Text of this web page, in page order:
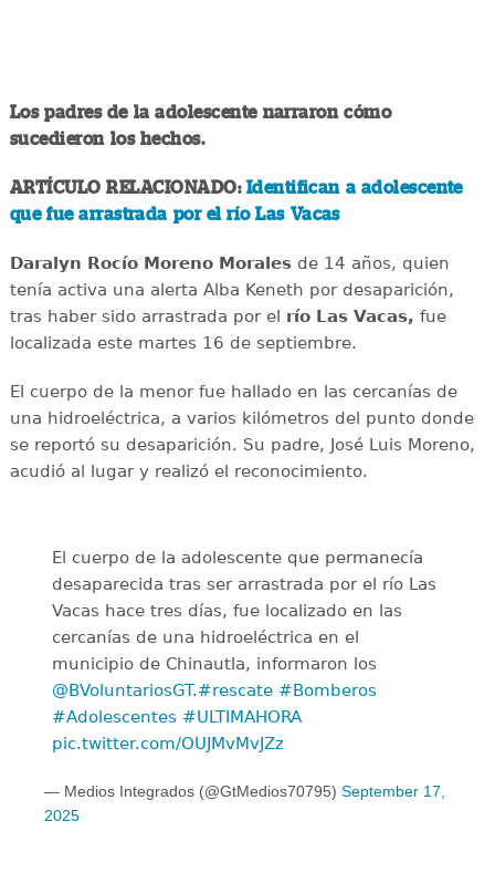
Los padres de la adolescente narraron cómo
sucedieron los hechos.
ARTÍCULO RELACIONADO: Identifican a adolescente
que fue arrastrada por el río Las Vacas
Daralyn Rocío Moreno Morales de 14 años, quien
tenía activa una alerta Alba Keneth por desaparición,
tras haber sido arrastrada por el río Las Vacas, fue
localizada este martes 16 de septiembre.
El cuerpo de la menor fue hallado en las cercanías de
una hidroeléctrica, a varios kilómetros del punto donde
se reportó su desaparición. Su padre, José Luis Moreno,
acudió al lugar y realizó el reconocimiento.
El cuerpo de la adolescente que permanecía
desaparecida tras ser arrastrada por el río Las
Vacas hace tres días, fue localizado en las
cercanías de una hidroeléctrica en el
municipio de Chinautla, informaron los
@BVoluntariosGT.#rescate #Bomberos
#Adolescentes #ULTIMAHORA
pic.twitter.com/OUJMvMvJZz
— Medios Integrados (@GtMedios70795) September 17,
2025